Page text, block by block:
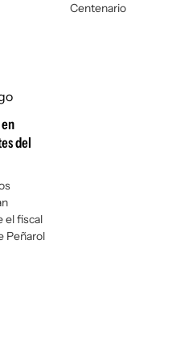
Centenario
del
el fiscal
Peñarol